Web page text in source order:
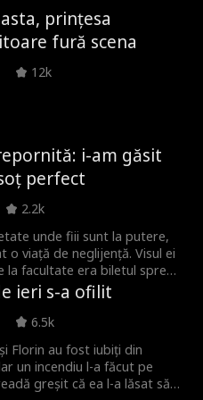
l ridice pe bunul Leonard la
Va reuși el să-i redea
cu trupul său muritor?
prințesa
fură scena
12k
i-am găsit
perfect
2.2k
unde fiii sunt la putere,
o viață de neglijență. Visul ei
la facultate era biletul spre
de mama ei. Dar la gară,
ei s-a sfârșit în tragedie,
mama ei fără viață. "Te voi
Trezindu-se în 1980,
în viață, scăldată în
Cu o hotărâre nouă, a
ieri s-a ofilit
6.5k
Florin au fost iubiți din
un incendiu l-a făcut pe
greșit că ea l-a lăsat să